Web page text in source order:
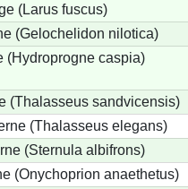
(Larus fuscus)
(Gelochelidon nilotica)
(Hydroprogne caspia)
(Thalasseus sandvicensis)
(Thalasseus elegans)
(Sternula albifrons)
(Onychoprion anaethetus)